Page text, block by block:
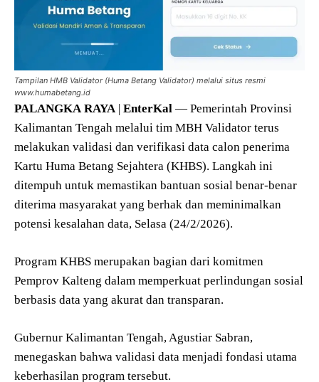
Tampilan HMB Validator (Huma Betang Validator) melalui situs resmi
www.humabetang.id
PALANGKA RAYA| EnterKal — Pemerintah Provinsi
Kalimantan Tengah melalui tim MBH Validator terus
melakukan validasi dan verifikasi data calon penerima
Kartu Huma Betang Sejahtera (KHBS). Langkah ini
ditempuh untuk memastikan bantuan sosial benar-benar
diterima masyarakat yang berhak dan meminimalkan
potensi kesalahan data, Selasa (24/2/2026).
Program KHBS merupakan bagian dari komitmen
Pemprov Kalteng dalam memperkuat perlindungan sosial
berbasis data yang akurat dan transparan.
Gubernur Kalimantan Tengah, Agustiar Sabran,
menegaskan bahwa validasi data menjadi fondasi utama
keberhasilan program tersebut.